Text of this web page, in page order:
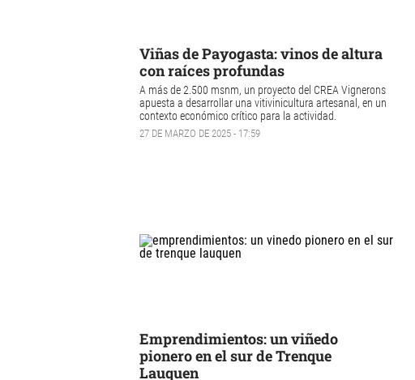
Viñas de Payogasta: vinos de altura
con raíces profundas
A más de 2.500 msnm, un proyecto del CREA Vignerons
apuesta a desarrollar una vitivinicultura artesanal, en un
contexto económico crítico para la actividad.
27 DE MARZO DE 2025 - 17:59
Emprendimientos: un viñedo
pionero en el sur de Trenque
Lauquen